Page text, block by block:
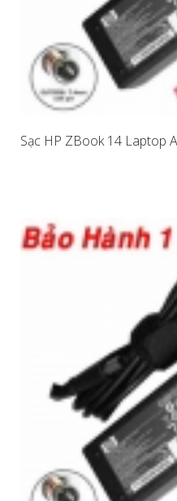
Sạc HP ZBook 14 Laptop